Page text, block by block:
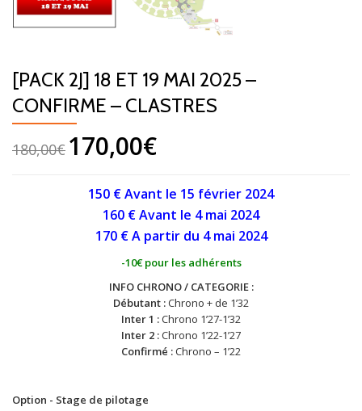
[PACK 2J] 18 ET 19 MAI 2025 –
CONFIRME – CLASTRES
180,00€ 170,00€
150 € Avant le 15 février 2024
160 € Avant le 4 mai 2024
170 € A partir du 4 mai 2024
-10€ pour les adhérents
INFO CHRONO / CATEGORIE :
Débutant :Chrono + de 1’32
Inter 1 :Chrono 1’27-1’32
Inter 2 :Chrono 1’22-1’27
Confirmé :Chrono – 1’22
Option - Stage de pilotage